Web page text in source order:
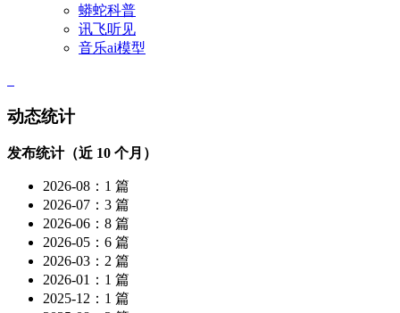
蟒蛇科普
讯飞听见
音乐ai模型
动态统计
发布统计（近 10 个月）
2026-08：1 篇
2026-07：3 篇
2026-06：8 篇
2026-05：6 篇
2026-03：2 篇
2026-01：1 篇
2025-12：1 篇